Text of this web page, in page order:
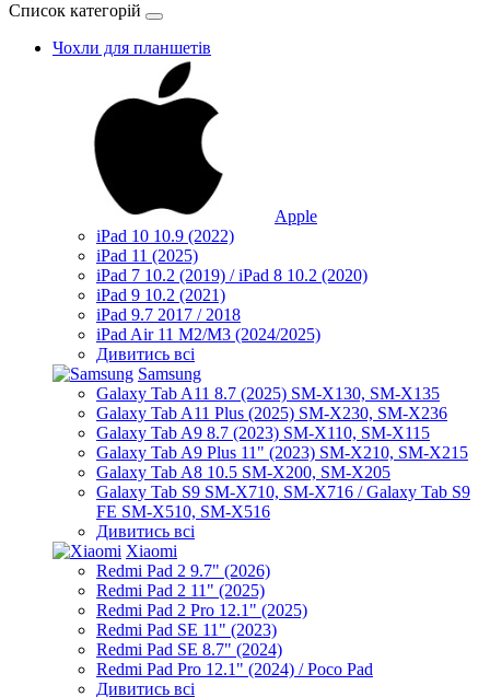
Список категорій
Чохли для планшетів
Apple
iPad 10 10.9 (2022)
iPad 11 (2025)
iPad 7 10.2 (2019) / iPad 8 10.2 (2020)
iPad 9 10.2 (2021)
iPad 9.7 2017 / 2018
iPad Air 11 M2/M3 (2024/2025)
Дивитись всі
Samsung
Galaxy Tab A11 8.7 (2025) SM-X130, SM-X135
Galaxy Tab A11 Plus (2025) SM-X230, SM-X236
Galaxy Tab A9 8.7 (2023) SM-X110, SM-X115
Galaxy Tab A9 Plus 11" (2023) SM-X210, SM-X215
Galaxy Tab A8 10.5 SM-X200, SM-X205
Galaxy Tab S9 SM-X710, SM-X716 / Galaxy Tab S9
FE SM-X510, SM-X516
Дивитись всі
Xiaomi
Redmi Pad 2 9.7" (2026)
Redmi Pad 2 11" (2025)
Redmi Pad 2 Pro 12.1" (2025)
Redmi Pad SE 11" (2023)
Redmi Pad SE 8.7" (2024)
Redmi Pad Pro 12.1" (2024) / Poco Pad
Дивитись всі